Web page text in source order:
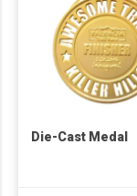
Die-Cast Medal